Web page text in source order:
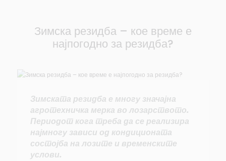
Зимска резидба – кое време е
најпогодно за резидба?
Зимската резидба е многу значајна
агротехничка мерка во лозарството.
Периодот кога треба да се реализира
најмногу зависи од кондиционата
состојба на лозите и временските
услови.